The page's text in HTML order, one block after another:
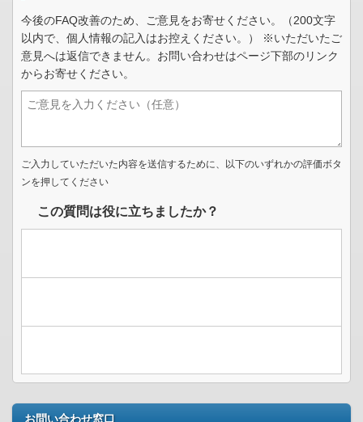
今後のFAQ改善のため、ご意見をお寄せください。（200文字
以内で、個人情報の記入はお控えください。） ※いただいたご
意見へは返信できません。お問い合わせはページ下部のリンク
からお寄せください。
ご入力していただいた内容を送信するために、以下のいずれかの評価ボタ
ンを押してください
この質問は役に立ちましたか？
お問い合わせ窓口